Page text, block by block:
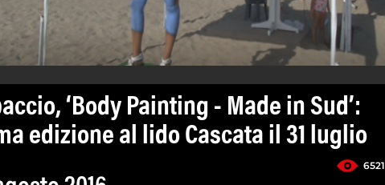
‘Body Painting - Made in Sud’:
edizione al lido Cascata il 31 luglio
6521